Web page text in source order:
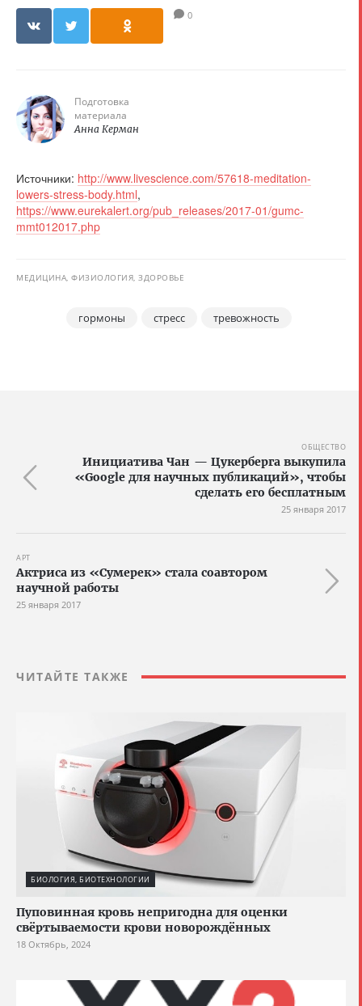
0
Подготовка
материала
Анна Керман
Источники: http://www.livescience.com/57618-meditation-
lowers-stress-body.html,
https://www.eurekalert.org/pub_releases/2017-01/gumc-
mmt012017.php
МЕДИЦИНА, ФИЗИОЛОГИЯ, ЗДОРОВЬЕ
гормоны стресс тревожность
ОБЩЕСТВО
Инициатива Чан — Цукерберга выкупила
«Google для научных публикаций», чтобы
сделать его бесплатным
25 января 2017
АРТ
Актриса из «Сумерек» стала соавтором
научной работы
25 января 2017
ЧИТАЙТЕ ТАКЖЕ
БИОЛОГИЯ, БИОТЕХНОЛОГИИ
Пуповинная кровь непригодна для оценки
свёртываемости крови новорождённых
18 Октябрь, 2024